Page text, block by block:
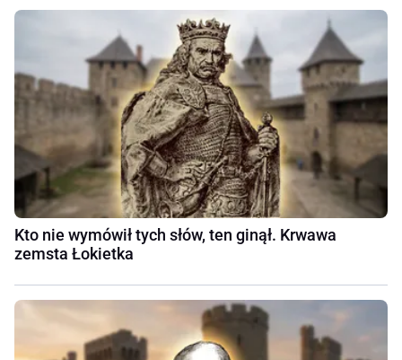
Kto nie wymówił tych słów, ten ginął. Krwawa
zemsta Łokietka